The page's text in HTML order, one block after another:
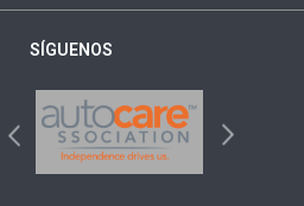
SÍGUENOS